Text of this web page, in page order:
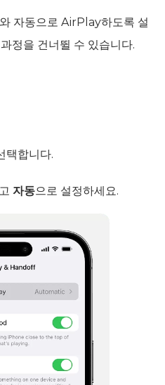
자동으로 AirPlay하도록 설
정을 건너뛸 수 있습니다.
택합니다.
자동으로 설정하세요.